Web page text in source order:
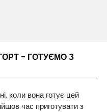
- ГОТУЄМО З
коли вона готує цей
час приготувати з